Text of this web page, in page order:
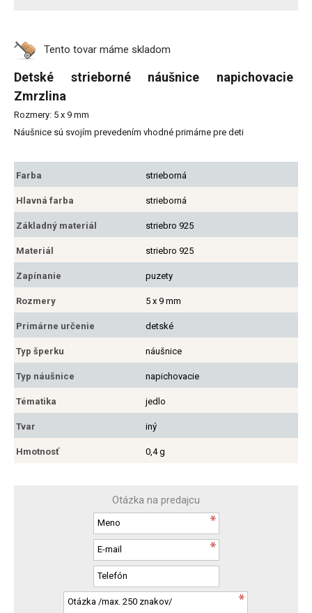
Tento tovar máme skladom
Detské strieborné náušnice napichovacie
Zmrzlina
Rozmery: 5 x 9 mm
Náušnice sú svojím prevedením vhodné primárne pre deti
Farba strieborná
Hlavná farba strieborná
Základný materiál striebro 925
Materiál striebro 925
Zapínanie puzety
Rozmery 5 x 9 mm
Primárne určenie detské
Typ šperku náušnice
Typ náušnice napichovacie
Tématika jedlo
Tvar iný
Hmotnosť 0,4 g
Otázka na predajcu